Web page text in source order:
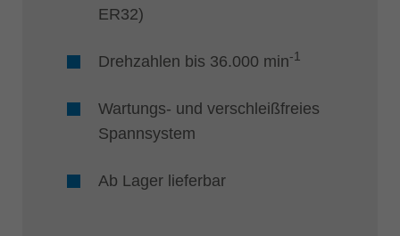
ER32)
Drehzahlen bis 36.000 min-1
Wartungs- und verschleißfreies
Spannsystem
Ab Lager lieferbar